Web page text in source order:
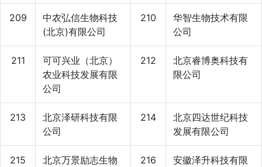
209
中农弘信生物科技
(北京)有限公司
210
华智生物技术有限
公司
211
可可兴业（北京）
农业科技发展有限
公司
212
北京睿博奥科技有
限公司
213
北京泽研科技有限
公司
214
北京四达世纪科技
发展有限公司
215
北京万景励志生物
216
安徽泽升科技有限